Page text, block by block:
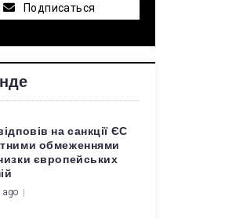
Подписаться
на санкції ЄС
обмеженнями
європейських
ago